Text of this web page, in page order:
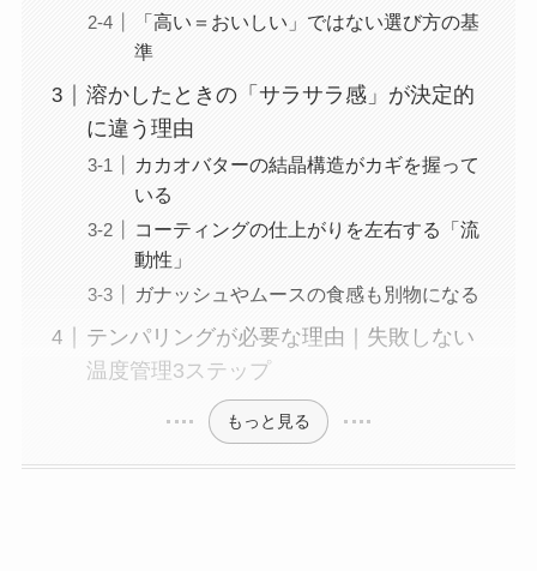
「高い＝おいしい」ではない選び方の基
準
溶かしたときの「サラサラ感」が決定的
に違う理由
カカオバターの結晶構造がカギを握って
いる
コーティングの仕上がりを左右する「流
動性」
ガナッシュやムースの食感も別物になる
テンパリングが必要な理由｜失敗しない
温度管理3ステップ
もっと見る